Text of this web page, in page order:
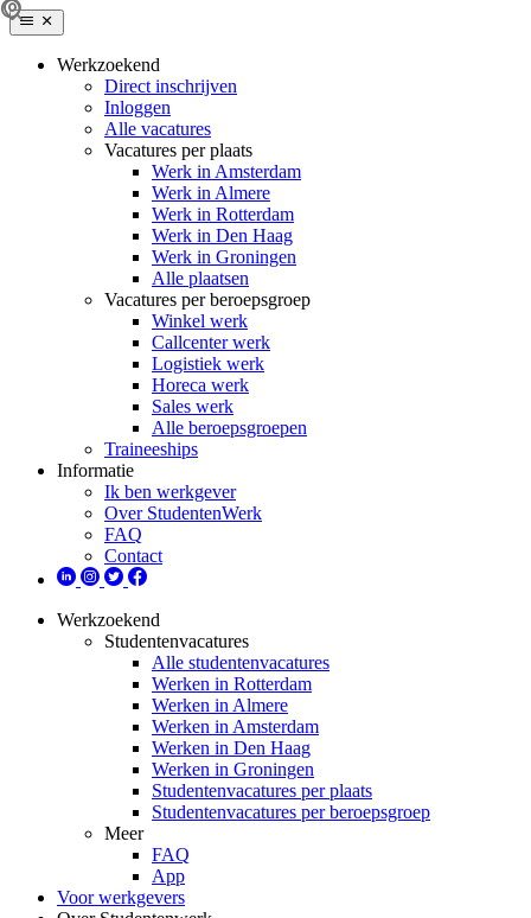
Werkzoekend
Direct inschrijven
Inloggen
Alle vacatures
Vacatures per plaats
Werk in Amsterdam
Werk in Almere
Werk in Rotterdam
Werk in Den Haag
Werk in Groningen
Alle plaatsen
Vacatures per beroepsgroep
Winkel werk
Callcenter werk
Logistiek werk
Horeca werk
Sales werk
Alle beroepsgroepen
Traineeships
Informatie
Ik ben werkgever
Over StudentenWerk
FAQ
Contact
Werkzoekend
Studentenvacatures
Alle studentenvacatures
Werken in Rotterdam
Werken in Almere
Werken in Amsterdam
Werken in Den Haag
Werken in Groningen
Studentenvacatures per plaats
Studentenvacatures per beroepsgroep
Meer
FAQ
App
Voor werkgevers